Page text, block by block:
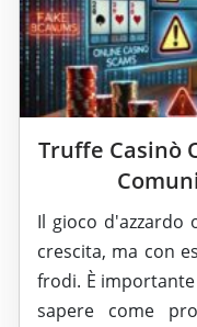
Truffe Casinò
Il gioco d'azzardo
crescita, ma con
frodi. È
sapere come